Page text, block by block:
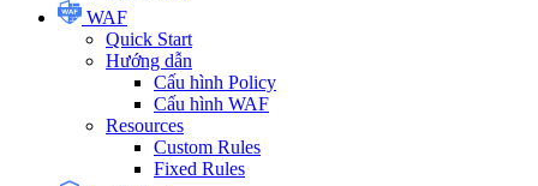
WAF
Quick Start
Hướng dẫn
Cấu hình Policy
Cấu hình WAF
Resources
Custom Rules
Fixed Rules